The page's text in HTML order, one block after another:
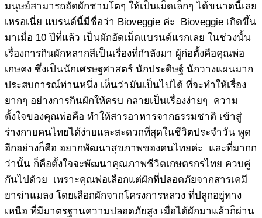
มนุษย์สามารถอัดผักชามโตๆ ให้เป็นเม็ดเล็กๆ ได้ขนาดนี้เลย
เหรอเนี่ย แบรนด์นี้มีชื่อว่า Bioveggie ค่ะ Bioveggie เกิดขึ้น
มาเมื่อ 10 ปีที่แล้ว เป็นผักอัดเม็ดแบรนด์แรกเลย ในช่วงนั้น
เรื่องการกินผักหลากสีเป็นเรื่องที่กำลังมา ผู้ก่อตั้งคือคุณพ่อ
เกษคง ซึ่งเป็นนักเศรษฐศาสตร์ นักประดิษฐ์ นักวางแผนมาก
ประสบการณ์ท่านหนึ่ง เห็นว่ามันเป็นไปได้ ที่จะทำให้เรื่อง
ยากๆ อย่างการกินผักให้ครบ กลายเป็นเรื่องง่ายๆ ความ
ตั้งใจของคุณพ่อคือ ทำให้สารอาหารจากธรรมชาติ เข้าสู่
ร่างกายคนไทยได้ง่ายและสะดวกที่สุดในชีวิตประจำวัน พูด
อีกอย่างก็คือ อยากพัฒนาสุขภาพของคนไทยค่ะ และที่มากก
ว่านั้น ก็คือตั้งใจจะพัฒนาคุณภาพชีวิตเกษตรกรไทย ควบคู่
กันไปด้วย เพราะคุณพ่อเลือกแต่ผักที่ปลอดภัยจากสารเคมี
ยาฆ่าแมลง โดยเลือกผักจากโครงการหลวง ที่ปลูกอยู่ทาง
เหนือ ที่มีมาตรฐานความปลอดภัยสูง เมื่อได้ผักมาแล้วก็ผ่าน